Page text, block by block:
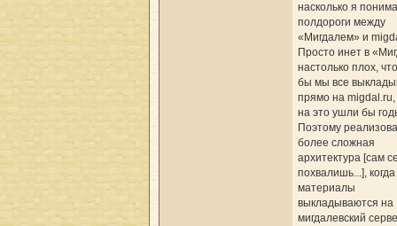
насколько я
полдороги между
«Мигдалем» и
Просто инет в
настолько плох,
бы мы все
прямо на migdal.ru,
на это ушли бы
Поэтому
более сложная
архитектура [сам
похвалишь...], когда
материалы
выкладываются на
мигдалевский